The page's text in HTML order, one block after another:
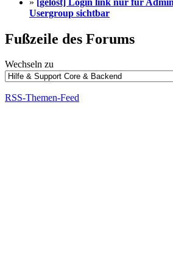
Usergroup sichtbar
Fußzeile des Forums
Wechseln zu
RSS-Themen-Feed